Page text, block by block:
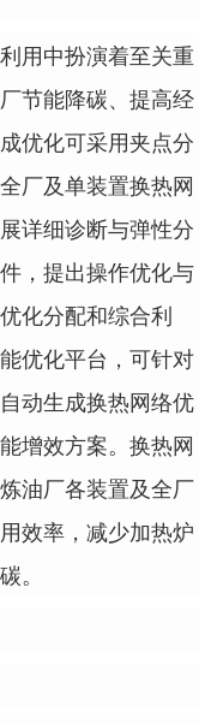
用中扮演着至关重
节能降碳、提高经
优化可采用夹点分
厂及单装置换热网
详细诊断与弹性分
，提出操作优化与
化分配和综合利
优化平台，可针对
动生成换热网络优
增效方案。换热网
油厂各装置及全厂
效率，减少加热炉
。